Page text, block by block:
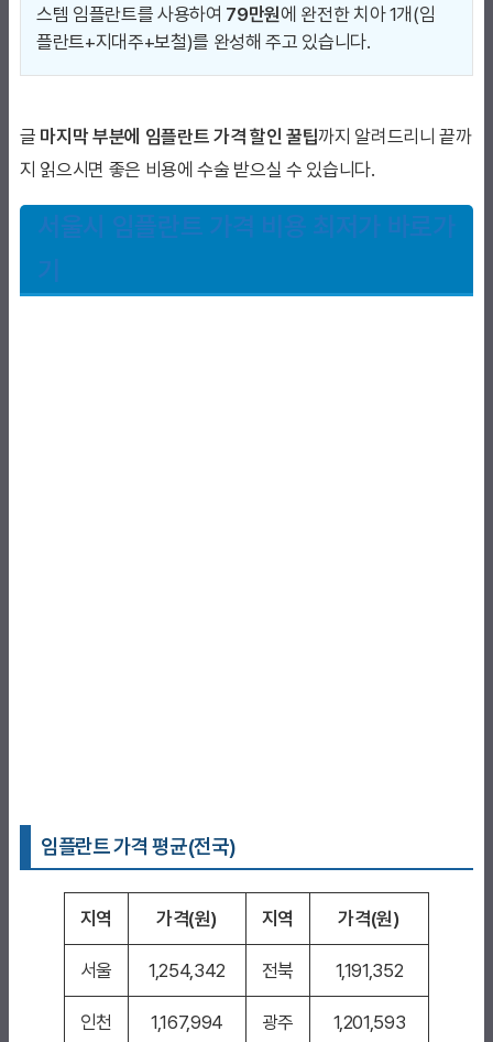
스템 임플란트를 사용하여 79만원에 완전한 치아 1개(임
플란트+지대주+보철)를 완성해 주고 있습니다.
글 마지막 부분에 임플란트 가격 할인 꿀팁까지 알려드리니 끝까
지 읽으시면 좋은 비용에 수술 받으실 수 있습니다.
서울시 임플란트 가격 비용 최저가 바로가
기
임플란트 가격 평균(전국)
지역 가격(원) 지역 가격(원)
서울 1,254,342 전북 1,191,352
인천 1,167,994 광주 1,201,593